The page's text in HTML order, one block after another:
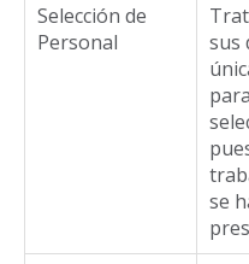
Selección de
Personal
sus
se